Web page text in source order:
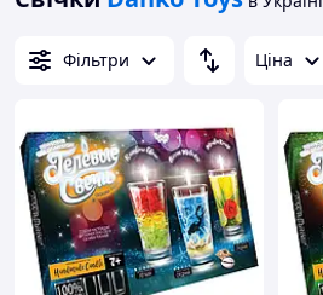
Фільтри Ціна